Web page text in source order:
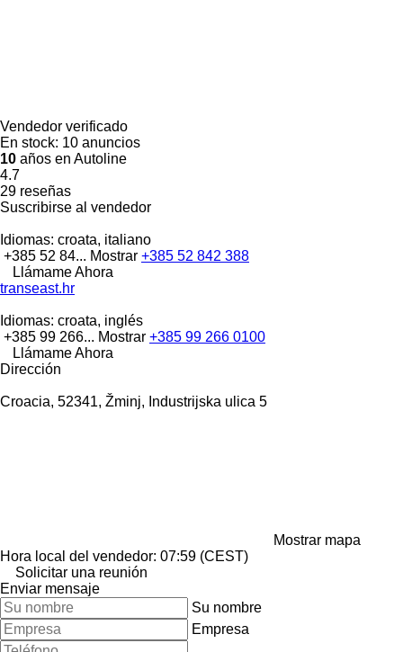
Vendedor verificado
En stock: 10 anuncios
10 años en Autoline
4.7
29 reseñas
Suscribirse al vendedor
Idiomas: croata, italiano
+385 52 84... Mostrar +385 52 842 388
Llámame Ahora
transeast.hr
Idiomas: croata, inglés
+385 99 266... Mostrar +385 99 266 0100
Llámame Ahora
Dirección
Croacia, 52341, Žminj, Industrijska ulica 5
Mostrar mapa
Hora local del vendedor: 07:59 (CEST)
Solicitar una reunión
Enviar mensaje
Su nombre
Empresa